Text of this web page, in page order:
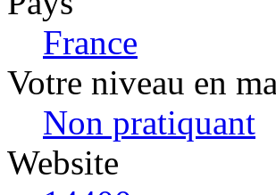
France
Votre niveau en
Non pratiquant
Website